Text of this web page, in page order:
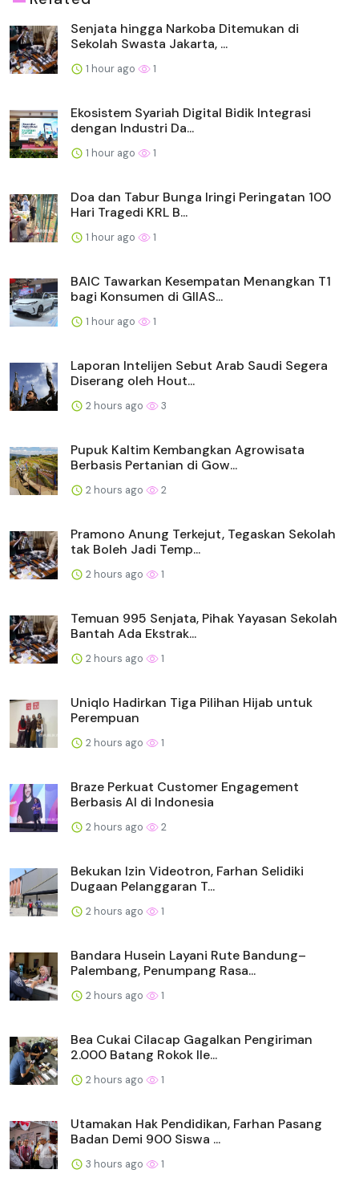
Senjata hingga Narkoba Ditemukan di
Sekolah Swasta Jakarta, ...
1 hour ago 1
Ekosistem Syariah Digital Bidik Integrasi
dengan Industri Da...
1 hour ago 1
Doa dan Tabur Bunga Iringi Peringatan 100
Hari Tragedi KRL B...
1 hour ago 1
BAIC Tawarkan Kesempatan Menangkan T1
bagi Konsumen di GIIAS...
1 hour ago 1
Laporan Intelijen Sebut Arab Saudi Segera
Diserang oleh Hout...
2 hours ago 3
Pupuk Kaltim Kembangkan Agrowisata
Berbasis Pertanian di Gow...
2 hours ago 2
Pramono Anung Terkejut, Tegaskan Sekolah
tak Boleh Jadi Temp...
2 hours ago 1
Temuan 995 Senjata, Pihak Yayasan Sekolah
Bantah Ada Ekstrak...
2 hours ago 1
Uniqlo Hadirkan Tiga Pilihan Hijab untuk
Perempuan
2 hours ago 1
Braze Perkuat Customer Engagement
Berbasis AI di Indonesia
2 hours ago 2
Bekukan Izin Videotron, Farhan Selidiki
Dugaan Pelanggaran T...
2 hours ago 1
Bandara Husein Layani Rute Bandung–
Palembang, Penumpang Rasa...
2 hours ago 1
Bea Cukai Cilacap Gagalkan Pengiriman
2.000 Batang Rokok Ile...
2 hours ago 1
Utamakan Hak Pendidikan, Farhan Pasang
Badan Demi 900 Siswa ...
3 hours ago 1